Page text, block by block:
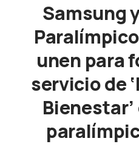
Samsung
unen para
servicio de